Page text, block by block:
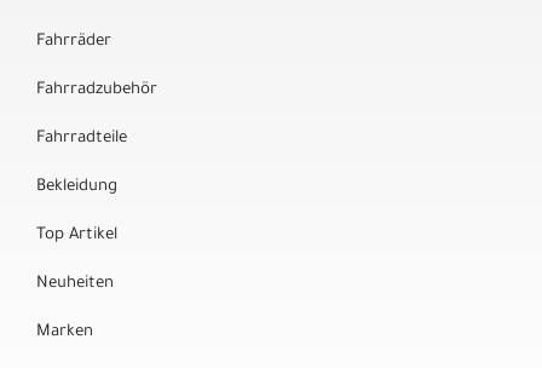
Fahrräder
Fahrradzubehör
Fahrradteile
Bekleidung
Top Artikel
Neuheiten
Marken